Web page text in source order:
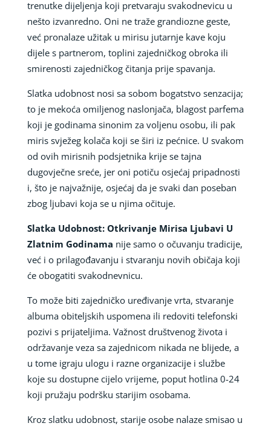
trenutke dijeljenja koji pretvaraju svakodnevicu u
nešto izvanredno. Oni ne traže grandiozne geste,
već pronalaze užitak u mirisu jutarnje kave koju
dijele s partnerom, toplini zajedničkog obroka ili
smirenosti zajedničkog čitanja prije spavanja.
Slatka udobnost nosi sa sobom bogatstvo senzacija;
to je mekoća omiljenog naslonjača, blagost parfema
koji je godinama sinonim za voljenu osobu, ili pak
miris svježeg kolača koji se širi iz pećnice. U svakom
od ovih mirisnih podsjetnika krije se tajna
dugovječne sreće, jer oni potiču osjećaj pripadnosti
i, što je najvažnije, osjećaj da je svaki dan poseban
zbog ljubavi koja se u njima očituje.
Slatka Udobnost: Otkrivanje Mirisa Ljubavi U
Zlatnim Godinama nije samo o očuvanju tradicije,
već i o prilagođavanju i stvaranju novih običaja koji
će obogatiti svakodnevnicu.
To može biti zajedničko uređivanje vrta, stvaranje
albuma obiteljskih uspomena ili redoviti telefonski
pozivi s prijateljima. Važnost društvenog života i
održavanje veza sa zajednicom nikada ne blijede, a
u tome igraju ulogu i razne organizacije i službe
koje su dostupne cijelo vrijeme, poput hotlina 0-24
koji pružaju podršku starijim osobama.
Kroz slatku udobnost, starije osobe nalaze smisao u